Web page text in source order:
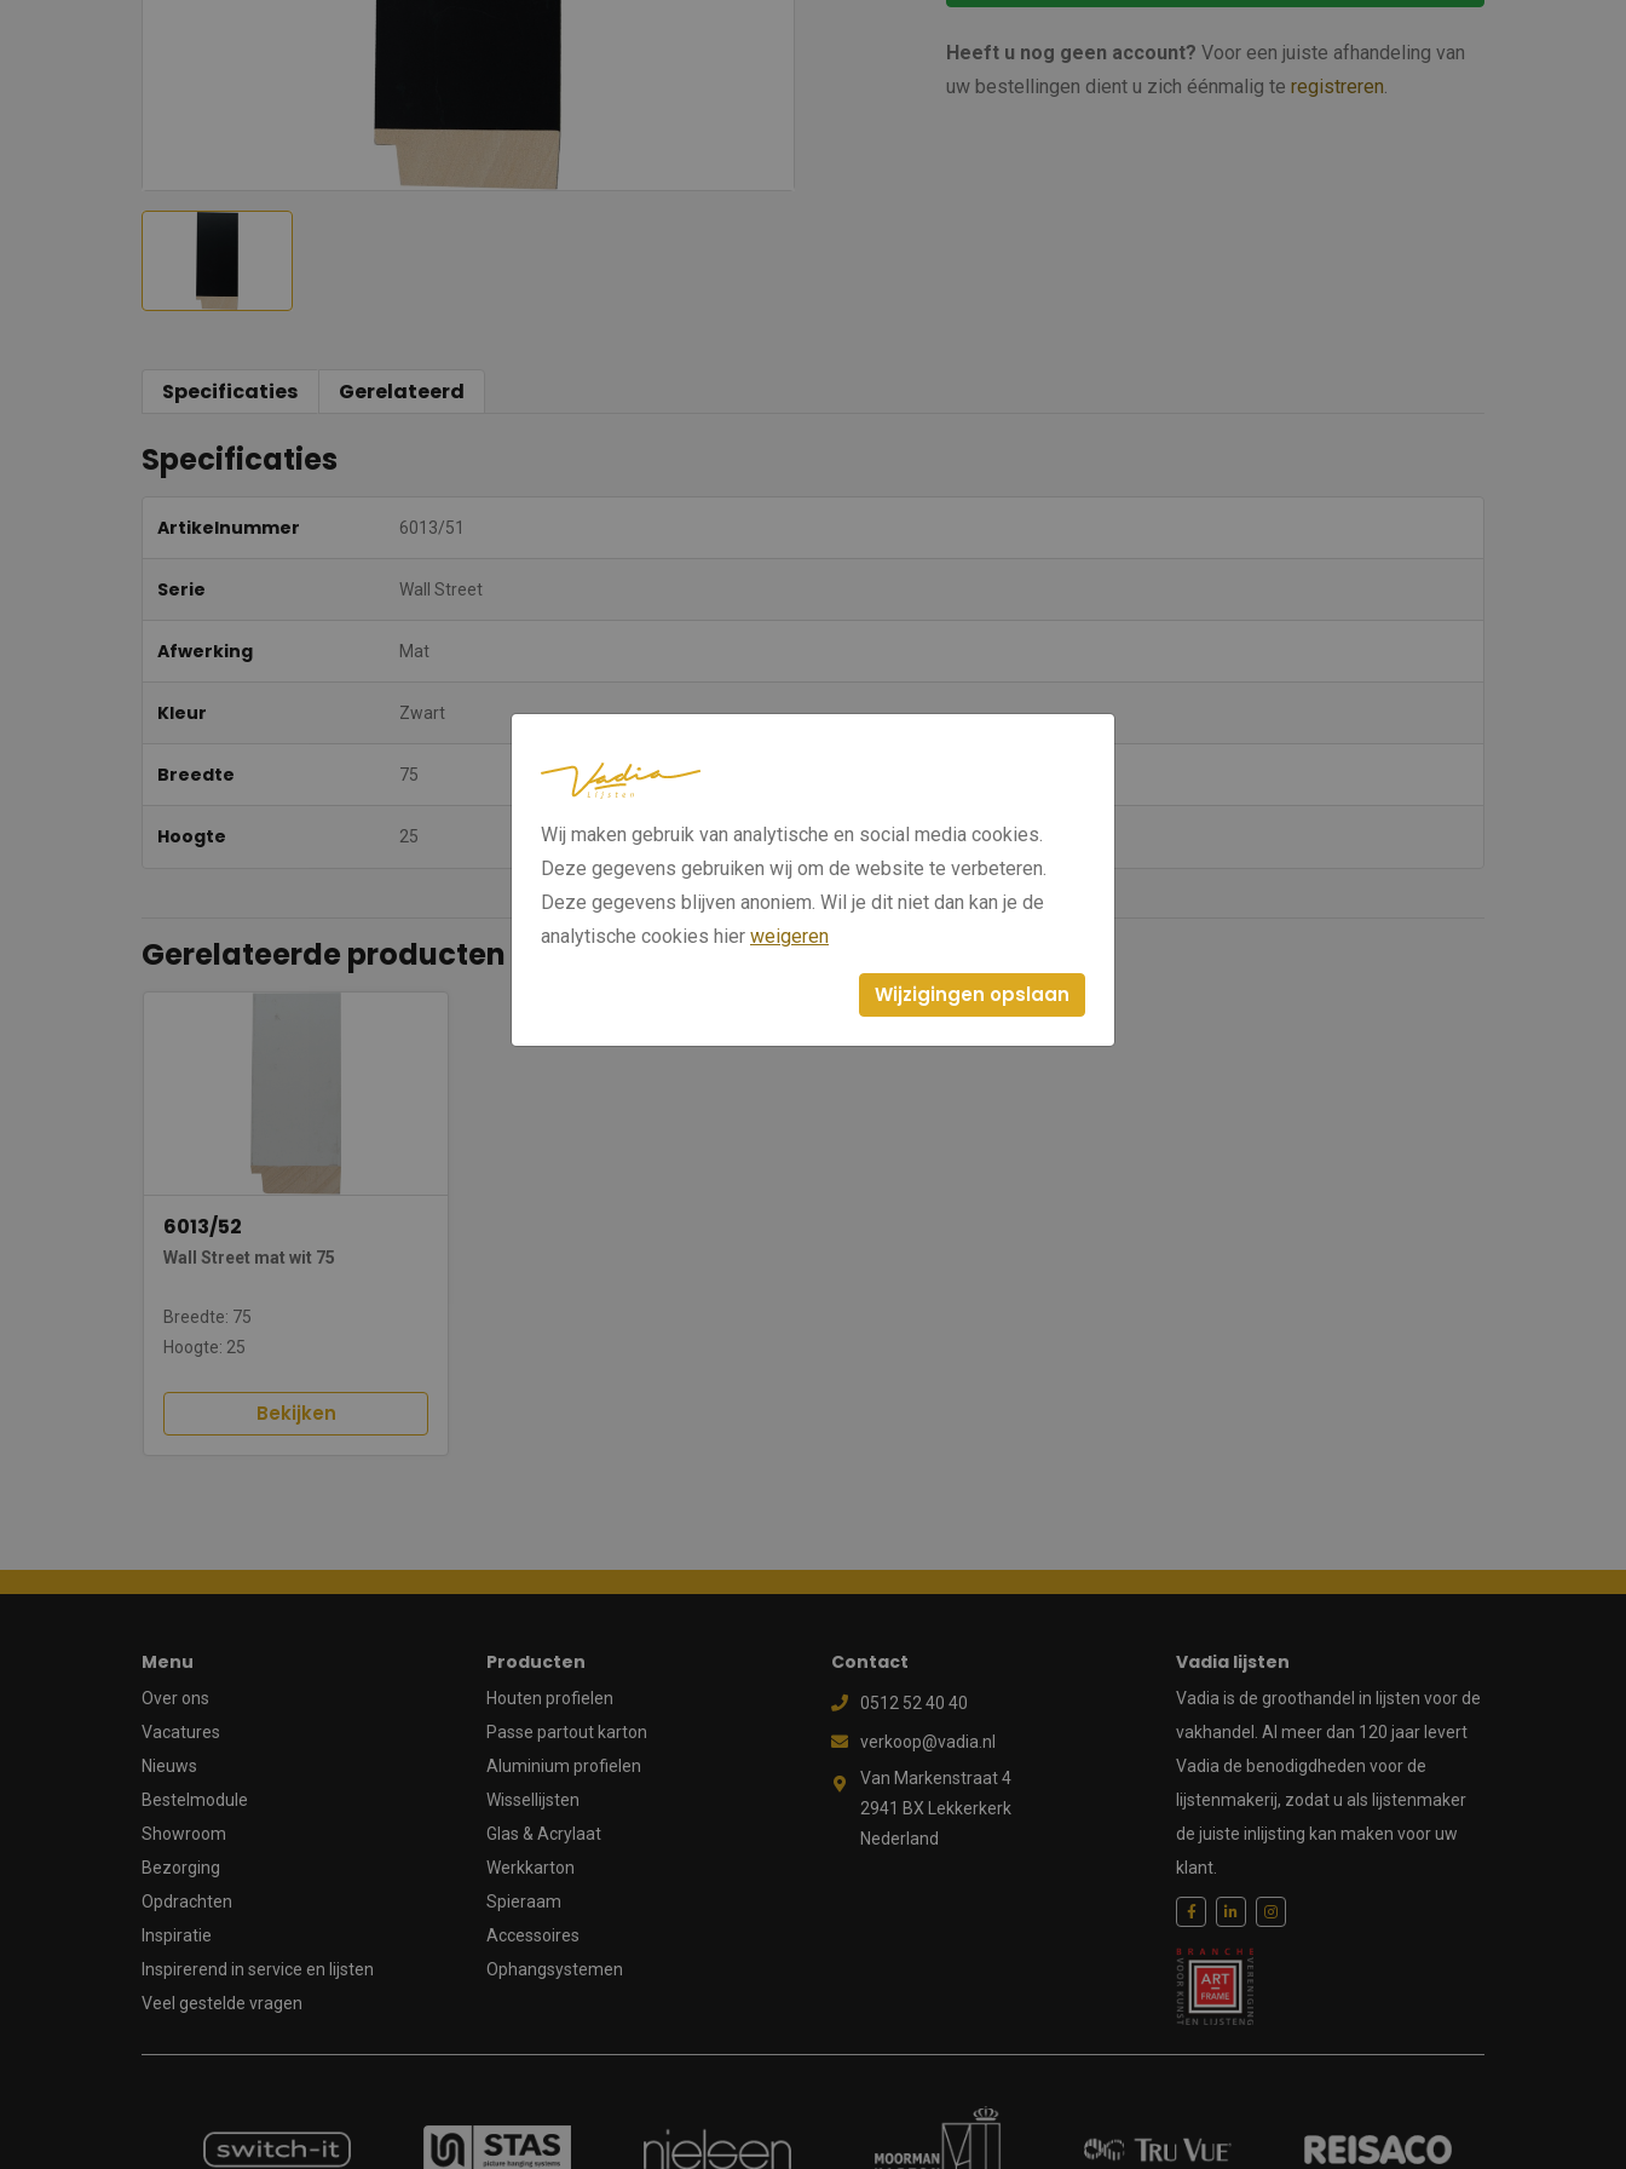
Heeft u nog geen account? Voor een juiste afhandeling van
uw bestellingen dient u zich éénmalig te registreren.
Specificaties Gerelateerd
Specificaties
Artikelnummer 6013/51
Serie Wall Street
Afwerking Mat
Kleur Zwart
Breedte 75
Hoogte 25
Gerelateerde producten
6013/52
Wall Street mat wit 75
Breedte: 75
Hoogte: 25
Bekijken
Menu
Over ons
Vacatures
Nieuws
Bestelmodule
Showroom
Bezorging
Opdrachten
Inspiratie
Inspirerend in service en lijsten
Veel gestelde vragen
Producten
Houten profielen
Passe partout karton
Aluminium profielen
Wissellijsten
Glas & Acrylaat
Werkkarton
Spieraam
Accessoires
Ophangsystemen
Contact
0512 52 40 40
verkoop@vadia.nl
Van Markenstraat 4
2941 BX Lekkerkerk
Nederland
Vadia lijsten
Vadia is de groothandel in lijsten voor de
vakhandel. Al meer dan 120 jaar levert
Vadia de benodigdheden voor de
lijstenmakerij, zodat u als lijstenmaker
de juiste inlijsting kan maken voor uw
klant.
Wij maken gebruik van analytische en social media cookies.
Deze gegevens gebruiken wij om de website te verbeteren.
Deze gegevens blijven anoniem. Wil je dit niet dan kan je de
analytische cookies hier weigeren
Wijzigingen opslaan